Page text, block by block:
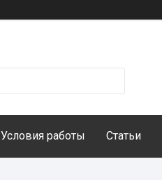
Условия работы Статьи